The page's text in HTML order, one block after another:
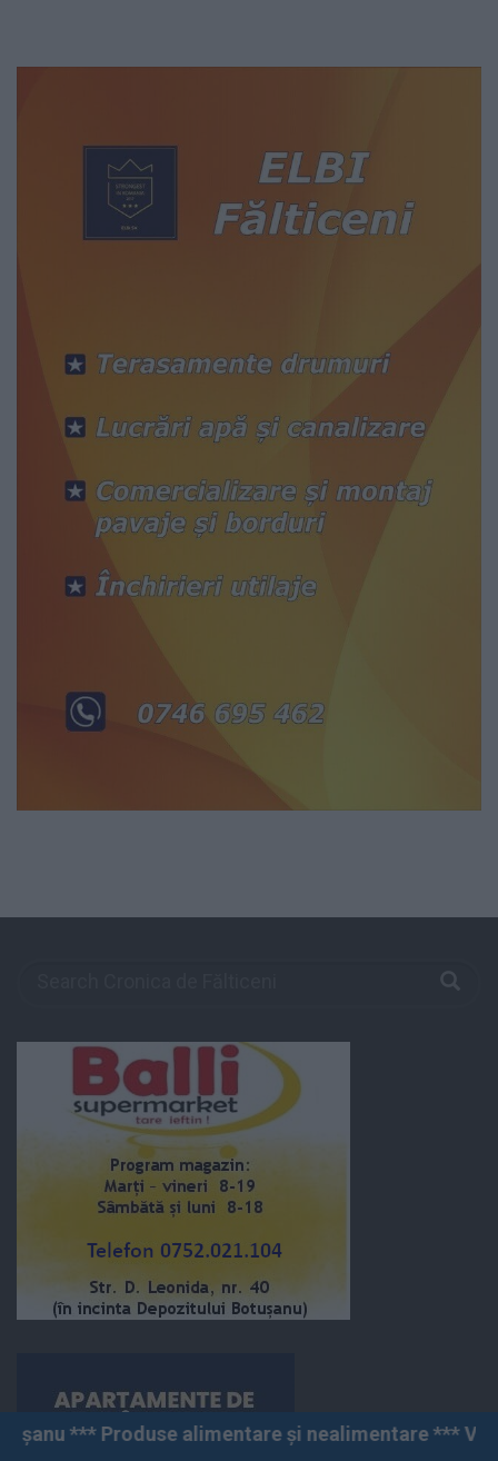
alimentare și nealimentare *** Vânzări angro și